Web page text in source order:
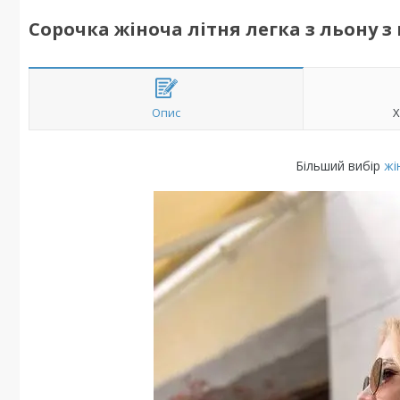
Сорочка жіноча літня легка з льону
Опис
Більший вибір